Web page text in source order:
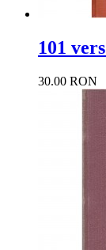
101
30.00 RON